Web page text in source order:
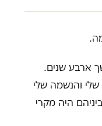
במשך ארבע שנים.
והנשמה שלי
היה מקרי